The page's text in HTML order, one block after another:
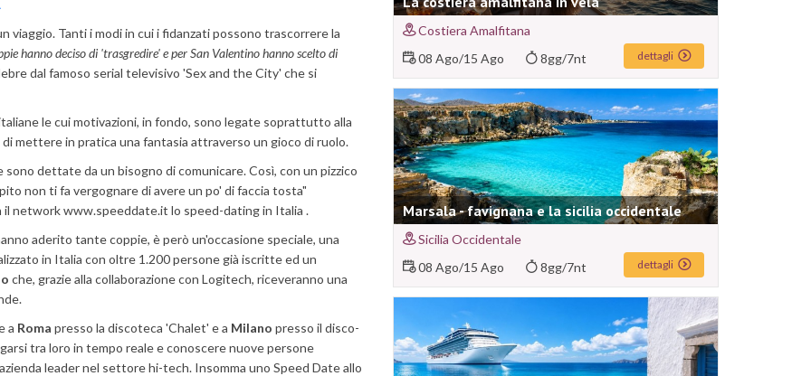
viaggio. Tanti i modi in cui i fidanzati possono trascorrere la
hanno deciso di 'trasgredire' e per San Valentino hanno scelto di
dal famoso serial televisivo 'Sex and the City' che si
le cui motivazioni, in fondo, sono legate soprattutto alla
mettere in pratica una fantasia attraverso un gioco di ruolo.
dettate da un bisogno di comunicare. Così, con un pizzico
non ti fa vergognare di avere un po' di faccia tosta"
il network www.speeddate.it lo speed-dating in Italia .
aderito tante coppie, è però un'occasione speciale, una
in Italia con oltre 1.200 persone già iscritte ed un
che, grazie alla collaborazione con Logitech, riceveranno una
a Roma presso la discoteca 'Chalet' e a Milano presso il disco-
tra loro in tempo reale e conoscere nuove persone
leader nel settore hi-tech. Insomma uno Speed Date allo
Costiera Amalfitana
08 Ago/15 Ago 8gg/7nt dettagli
Marsala - favignana e la sicilia occidentale
Sicilia Occidentale
08 Ago/15 Ago 8gg/7nt dettagli